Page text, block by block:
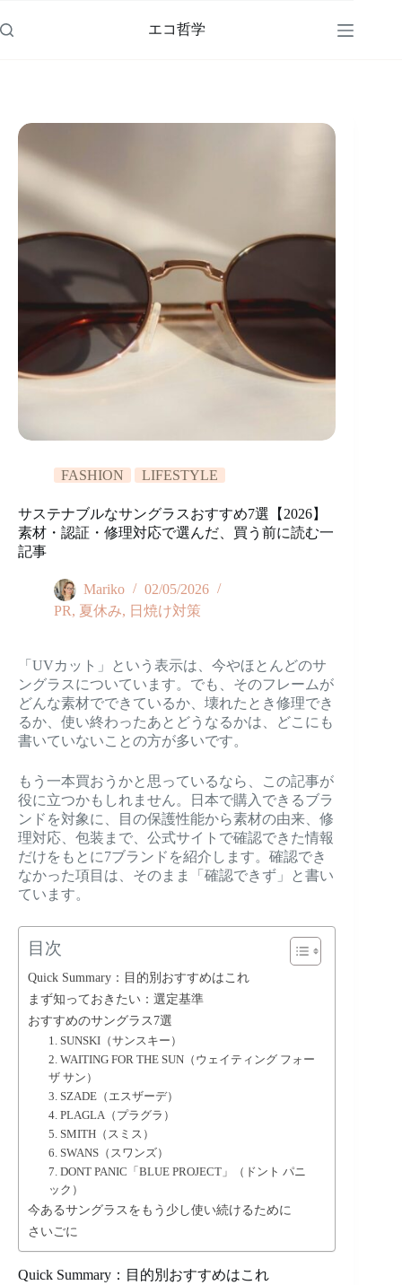
ン
エコ哲学
FASHION LIFESTYLE
サステナブルなサングラスおすすめ7選【2026】
素材・認証・修理対応で選んだ、買う前に読む一
記事
Mariko
02/05/2026
PR, 夏休み, 日焼け対策
「UVカット」という表示は、今やほとんどのサ
ングラスについています。でも、そのフレームが
どんな素材でできているか、壊れたとき修理でき
るか、使い終わったあとどうなるかは、どこにも
書いていないことの方が多いです。
もう一本買おうかと思っているなら、この記事が
役に立つかもしれません。日本で購入できるブラ
ンドを対象に、目の保護性能から素材の由来、修
理対応、包装まで、公式サイトで確認できた情報
だけをもとに7ブランドを紹介します。確認でき
なかった項目は、そのまま「確認できず」と書い
ています。
目次
Quick Summary：目的別おすすめはこれ
まず知っておきたい：選定基準
おすすめのサングラス7選
1. SUNSKI（サンスキー）
2. WAITING FOR THE SUN（ウェイティング フォー
ザ サン）
3. SZADE（エスザーデ）
4. PLAGLA（プラグラ）
5. SMITH（スミス）
6. SWANS（スワンズ）
7. DONT PANIC「BLUE PROJECT」（ドント パニ
ック）
今あるサングラスをもう少し使い続けるために
さいごに
Quick Summary：目的別おすすめはこれ